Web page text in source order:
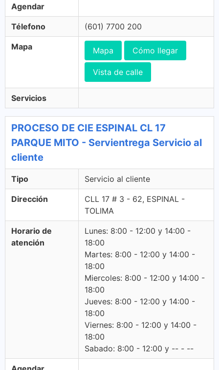
Agendar
Télefono (601) 7700 200
Mapa Mapa Cómo llegar
Vista de calle
Servicios
PROCESO DE CIE ESPINAL CL 17
PARQUE MITO - Servientrega Servicio al
cliente
Tipo Servicio al cliente
Dirección
CLL 17 # 3 - 62, ESPINAL -
TOLIMA
Horario de
atención
Lunes: 8:00 - 12:00 y 14:00 -
18:00
Martes: 8:00 - 12:00 y 14:00 -
18:00
Miercoles: 8:00 - 12:00 y 14:00 -
18:00
Jueves: 8:00 - 12:00 y 14:00 -
18:00
Viernes: 8:00 - 12:00 y 14:00 -
18:00
Sabado: 8:00 - 12:00 y -- - --